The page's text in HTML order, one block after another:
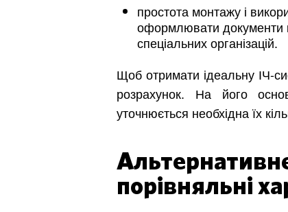
простота монтажу і
оформлювати документи
спеціальних організацій.
Щоб отримати ідеальну ІЧ-
розрахунок. На його
уточнюється необхідна їх
порівняльні